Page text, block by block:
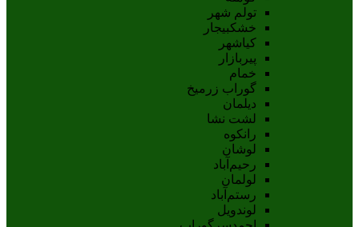
تولم شهر
خشکبیجار
کیاشهر
پیربازار
خمام
گوراب زرمیخ
دیلمان
لشت نشا
رانکوه
لوشان
رحیم‌آباد
لولمان
رستم‌آباد
لوندویل